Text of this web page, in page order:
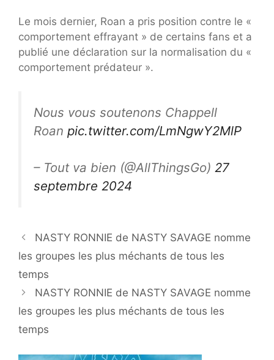
Le mois dernier, Roan a pris position contre le «
comportement effrayant » de certains fans et a
publié une déclaration sur la normalisation du «
comportement prédateur ».
Nous vous soutenons Chappell
Roan pic.twitter.com/LmNgwY2MlP
– Tout va bien (@AllThingsGo) 27
septembre 2024
NASTY RONNIE de NASTY SAVAGE nomme
les groupes les plus méchants de tous les
temps
NASTY RONNIE de NASTY SAVAGE nomme
les groupes les plus méchants de tous les
temps